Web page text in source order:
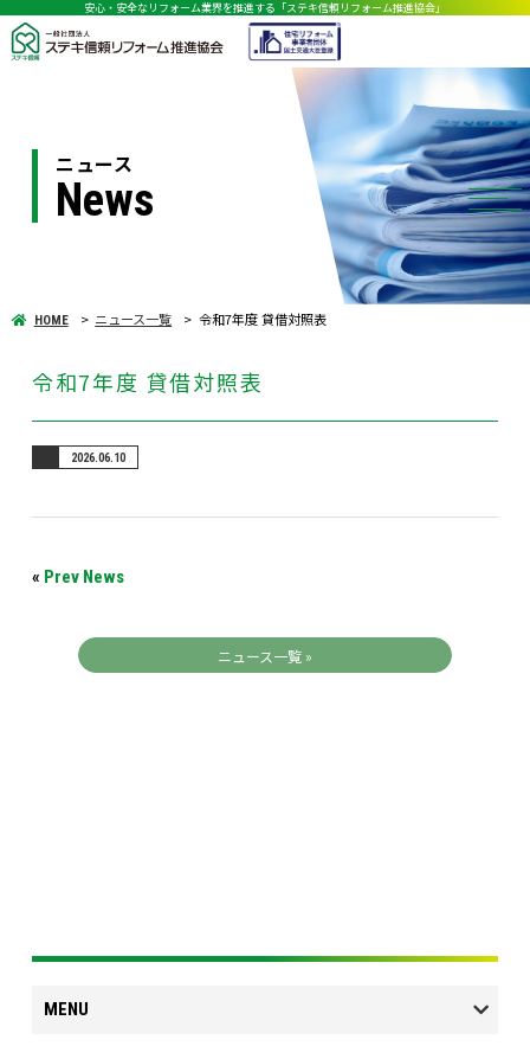
安心・安全なリフォーム業界を推進する「ステキ信頼リフォーム推進協会」
ニュース
News
HOME ニュース一覧 令和7年度 貸借対照表
MENU
令和7年度 貸借対照表
2026.06.10
« Prev News
ニュース一覧 »